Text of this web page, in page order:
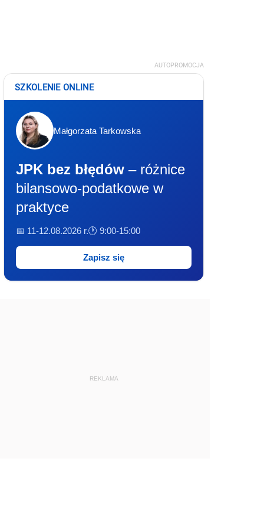
AUTOPROMOCJA
SZKOLENIE ONLINE
Małgorzata Tarkowska
JPK bez błędów – różnice
bilansowo-podatkowe w
praktyce
📅 11-12.08.2026 r.🕐 9:00-15:00
Zapisz się
REKLAMA